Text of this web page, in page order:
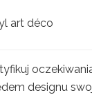
art déco
designu